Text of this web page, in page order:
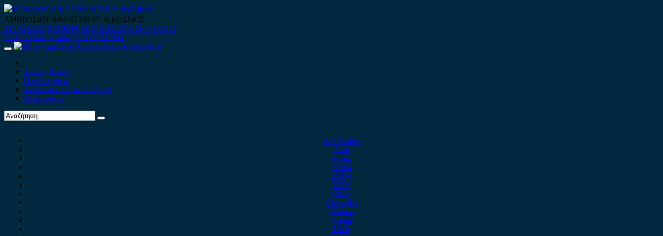
Skip
to
content
ΑΜΒΡΟΣΙΟΥ ΦΡΑΝΤΖΗ 67, Ν.ΚΟΣΜΟΣ
210 9012444 210 9239148 210 9238158 210 9026839
Κινητό-Viber-whatsapp : 6980507900
Primary
Αρχική Σελίδα
Ποιοί είμαστε
Ανταλλακτικά Αυτοκινήτων
Επικοινωνία
Alfa Romeo
Audi
Austin
Acura
BMW
BYD
Chery
Chevrolet
Citroen
Cupra
Dacia